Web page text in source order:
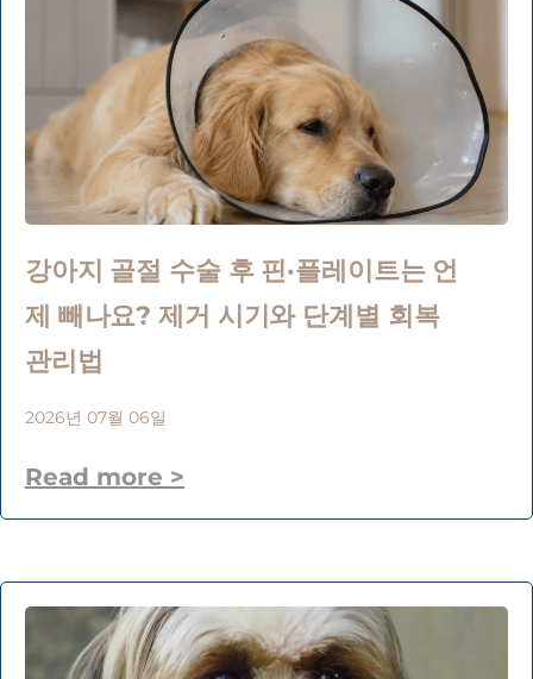
강아지 골절 수술 후 핀·플레이트는 언
제 빼나요? 제거 시기와 단계별 회복
관리법
2026년 07월 06일
Read more >